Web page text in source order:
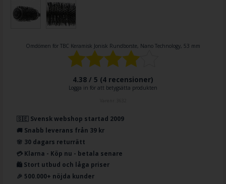
Omdömen för TBC Keramisk Jonisk Rundborste, Nano Technology, 53 mm
4.38 / 5 (4 recensioner)
Logga in för att betygsätta produkten
🇸🇪 Svensk webshop startad 2009
🚚 Snabb leverans från 39 kr
🌸 30 dagars returrätt
💳 Klarna - Köp nu - betala senare
🛍️ Stort utbud och låga priser
🎉 500.000+ nöjda kunder